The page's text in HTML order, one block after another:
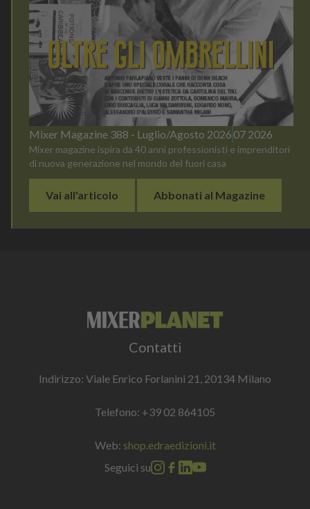
Mixer Magazine 388 - Luglio/Agosto 2026 07 2026
Mixer magazine ispira da 40 anni professionisti e imprenditori
di nuova generazione nel mondo del fuori casa
Vai all'articolo Abbonati al Magazine
Contatti
Indirizzo: Viale Enrico Forlanini 21, 20134 Milano
Telefono: +39 02 864105
Web: shop.edraedizioni.it
Seguici su